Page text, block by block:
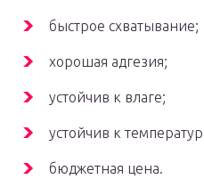
быстрое схватывание;
хорошая адгезия;
устойчив к влаге;
устойчив к
бюджетная цена.